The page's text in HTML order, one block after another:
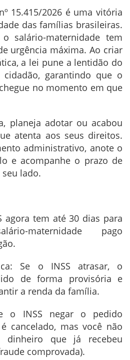
15.415/2026 é uma vitória
das famílias brasileiras.
salário-maternidade tem
urgência máxima. Ao criar
a lei pune a lentidão do
garantindo que o
no momento em que
planeja adotar ou acabou
atenta aos seus direitos.
administrativo, anote o
e acompanhe o prazo de
lado.
agora tem até 30 dias para
maternidade pago
Se o INSS atrasar, o
de forma provisória e
a renda da família.
o INSS negar o pedido
cancelado, mas você não
dinheiro que já recebeu
comprovada).